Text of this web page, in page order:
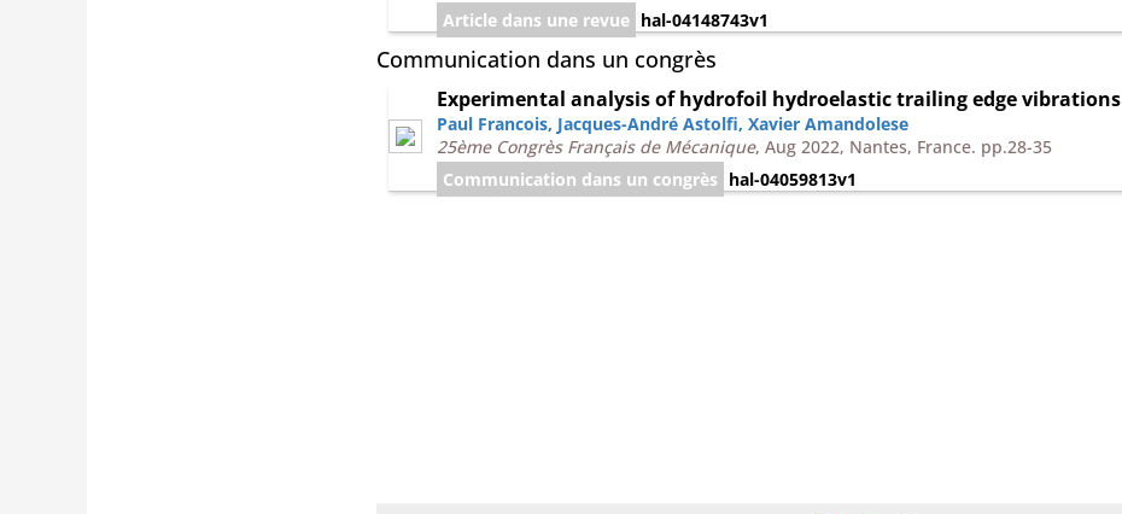
Article dans une revue hal-04148743v1
Communication dans un congrès
Experimental analysis of hydrofoil hydroelastic trailing edge vibrations
Paul Francois, Jacques-André Astolfi, Xavier Amandolese
25ème Congrès Français de Mécanique, Aug 2022, Nantes, France. pp.28-35
Communication dans un congrès hal-04059813v1